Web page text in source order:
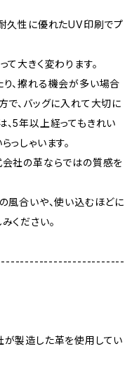
久性に優れたUV印刷でプ
て大きく変わります。
、擦れる機会が多い場合
で、バッグに入れて大切に
5年以上経ってもきれい
っしゃいます。
会社の革ならではの質感を
風合いや、使い込むほどに
ください。
が製造した革を使用してい